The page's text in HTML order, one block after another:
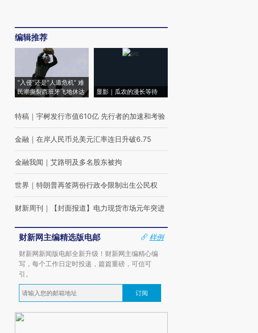
编辑推荐
“入侵”还是“人道危机” 难
民潮撕裂西班牙飞地休达
显影｜瓜农的漫长等待
特稿 ｜ 宇树发行市值610亿 先行者的加速和考验
金融 ｜ 在岸人民币兑美元汇率连日升破6.75
金融我闻 ｜ 艾路明及多名股东被拘
世界 ｜ 特朗普再签两份行政令限制出生公民权
财新周刊 ｜ 【封面报道】电力现货市场元年突进
财新网主编精选版电邮
样例
财新网新闻版电邮全新升级！财新网主编精心编
写，每个工作日定时投递，篇篇重磅，可信可
引。
订阅